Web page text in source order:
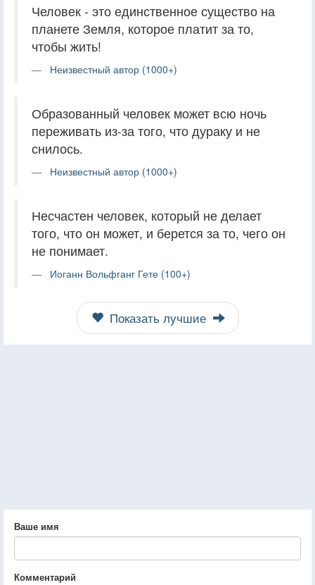
Человек - это единственное существо на
планете Земля, которое платит за то,
чтобы жить!
Неизвестный автор (1000+)
Образованный человек может всю ночь
переживать из-за того, что дураку и не
снилось.
Неизвестный автор (1000+)
Несчастен человек, который не делает
того, что он может, и берется за то, чего он
не понимает.
Иоганн Вольфганг Гете (100+)
Показать лучшие
Ваше имя
Комментарий